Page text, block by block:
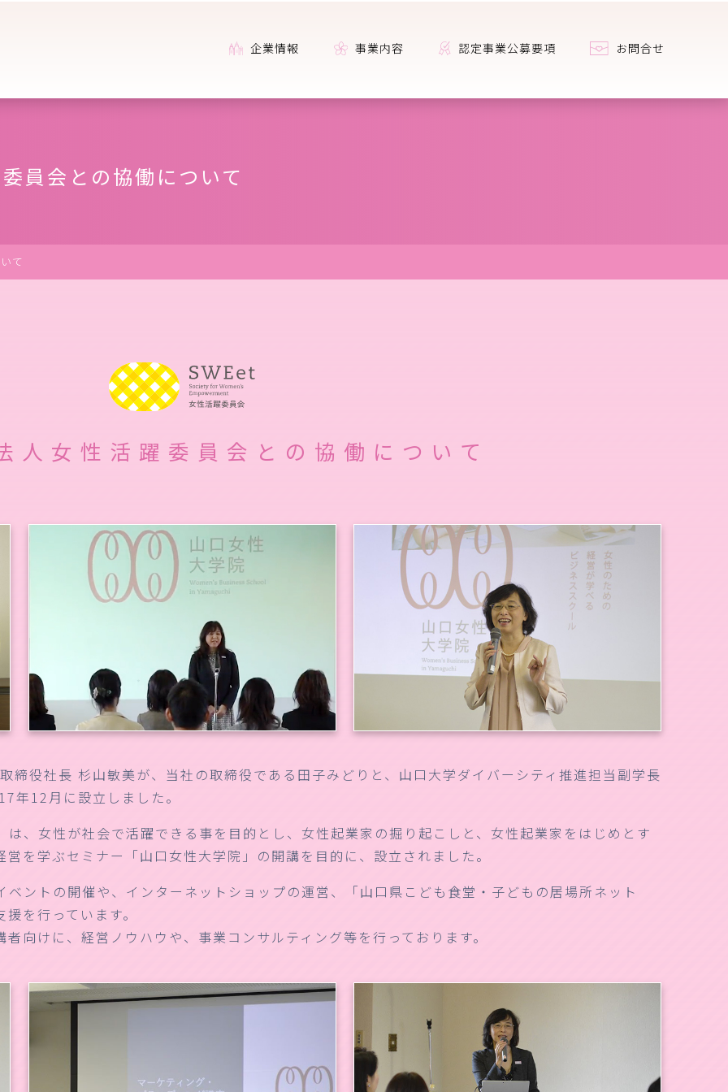
企業情報 事業内容 認定事業公募要項 お問合せ
員会との協働について
て
人女性活躍委員会との協働について
締役社長 杉山敏美が、当社の取締役である田子みどりと、山口大学ダイバーシティ推進担当副学長
年12月に設立しました。
、女性が社会で活躍できる事を目的とし、女性起業家の掘り起こしと、女性起業家をはじめとす
を学ぶセミナー「山口女性大学院」の開講を目的に、設立されました。
ントの開催や、インターネットショップの運営、「山口県こども食堂・子どもの居場所ネット
を行っています。
向けに、経営ノウハウや、事業コンサルティング等を行っております。